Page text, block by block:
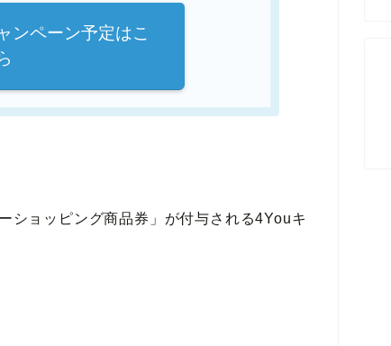
ンペーン予定はこ
ショッピング商品券」が付与される4Youキ